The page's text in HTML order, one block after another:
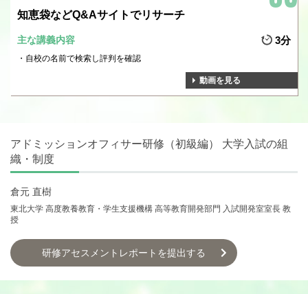
知恵袋などQ&Aサイトでリサーチ
主な講義内容 3分
自校の名前で検索し評判を確認
動画を見る
アドミッションオフィサー研修（初級編） 大学入試の組
織・制度
倉元 直樹
東北大学 高度教養教育・学生支援機構 高等教育開発部門 入試開発室室長 教
授
研修アセスメントレポートを提出する